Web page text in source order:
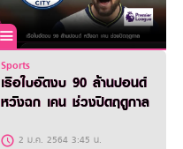
Sports
เรือใบอัดงบ 90 ล้านปอนด์
หวังฉก เคน ช่วงปิดฤดูกาล
2 ม.ค. 2564 3:45 น.